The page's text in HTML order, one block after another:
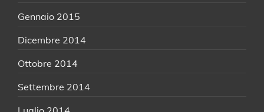
Gennaio 2015
Dicembre 2014
Ottobre 2014
Settembre 2014